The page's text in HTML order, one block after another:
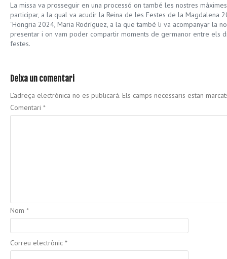
La missa va prosseguir en una processó on també les nostres
participar, a la qual va acudir la Reina de les Festes de la Magdalena
´Hongria 2024, Maria Rodríguez, a la que també li va acompanyar la
presentar i on vam poder compartir moments de germanor entre els
festes.
Deixa un comentari
L'adreça electrònica no es publicarà. Els camps necessaris estan
Comentari *
Nom *
Correu electrònic *